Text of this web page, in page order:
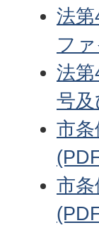
法
フ
法
号
市
市